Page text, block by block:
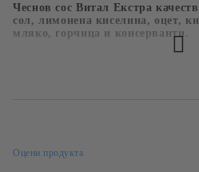
Чеснов сос Витал Екстра
сол, лимонена киселина, оцет,
мляко, горчица и консерванти.
Ние ще се свържем с вас в
Оцени продукта